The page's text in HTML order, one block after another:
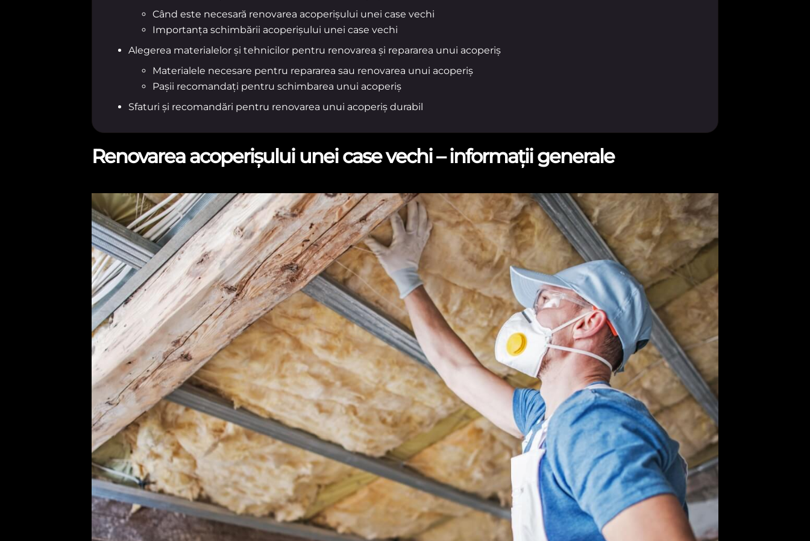
Când este necesară renovarea acoperișului unei case vechi
Importanța schimbării acoperișului unei case vechi
Alegerea materialelor și tehnicilor pentru renovarea și repararea unui acoperiș
Materialele necesare pentru repararea sau renovarea unui acoperiș
Pașii recomandați pentru schimbarea unui acoperiș
Sfaturi și recomandări pentru renovarea unui acoperiș durabil
Renovarea acoperișului unei case vechi – informații generale